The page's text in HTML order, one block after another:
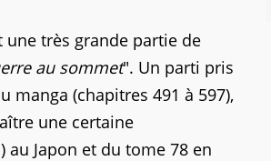
très grande partie de
au sommet". Un parti pris
manga (chapitres 491 à 597),
une certaine
Japon et du tome 78 en